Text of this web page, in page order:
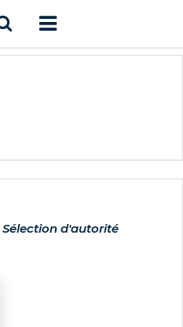
Sélection d'autorité